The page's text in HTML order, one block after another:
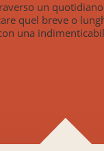
un
quel breve o
una